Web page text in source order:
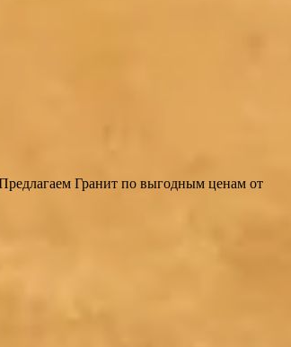
Гранит по выгодным ценам от